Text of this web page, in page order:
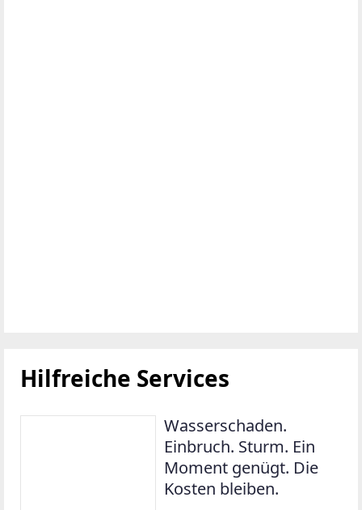
Hilfreiche Services
Wasserschaden.
Einbruch. Sturm. Ein
Moment genügt. Die
Kosten bleiben.